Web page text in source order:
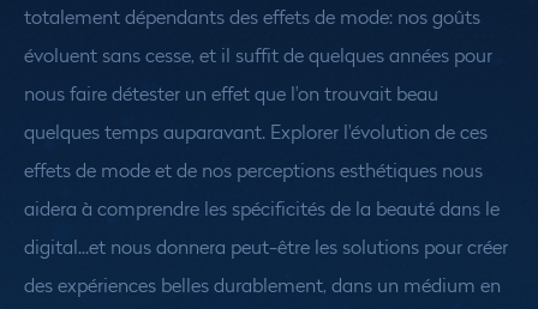
totalement dépendants des effets de mode: nos goûts
évoluent sans cesse, et il suffit de quelques années pour
nous faire détester un effet que l'on trouvait beau
quelques temps auparavant. Explorer l'évolution de ces
effets de mode et de nos perceptions esthétiques nous
aidera à comprendre les spécificités de la beauté dans le
digital...et nous donnera peut-être les solutions pour créer
des expériences belles durablement, dans un médium en